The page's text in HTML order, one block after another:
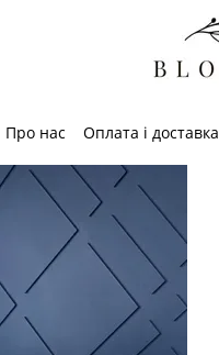
Про нас Оплата і доставка